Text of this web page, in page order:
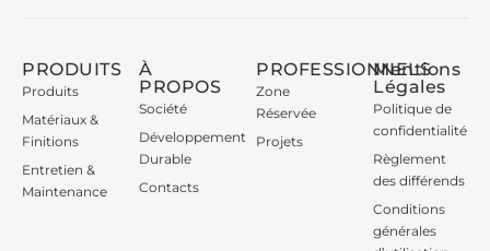
PRODUITS
Produits
Matériaux &
Finitions
Entretien &
Maintenance
À
PROPOS
Société
Développement
Durable
Contacts
PROFESSIONNELS
Zone
Réservée
Projets
Mentions
Légales
Politique de
confidentialité
Règlement
des différends
Conditions
générales